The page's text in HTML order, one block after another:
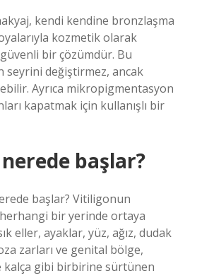
kendi kendine bronzlaşma
kozmetik olarak
bir çözümdür. Bu
seyrini değiştirmez, ancak
Ayrıca mikropigmentasyon
kapatmak için kullanışlı bir
başlar?
başlar? Vitiligonun
bir yerinde ortaya
eller, ayaklar, yüz, ağız, dudak
zarları ve genital bölge,
kalça gibi birbirine sürtünen